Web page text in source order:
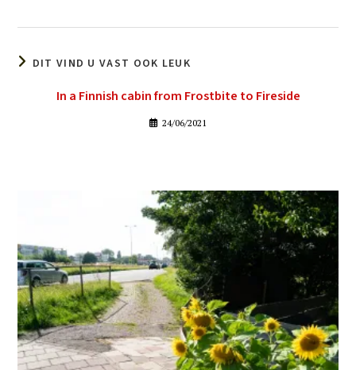
DIT VIND U VAST OOK LEUK
In a Finnish cabin from Frostbite to Fireside
24/06/2021